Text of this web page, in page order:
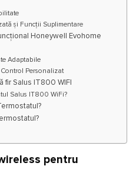
și Funcții Suplimentare
Honeywell Evohome
Adaptabile
Control Personalizat
fir Salus IT800 WIFI
Salus IT800 WiFi?
pentru